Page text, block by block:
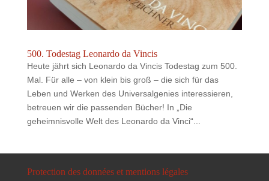
500. Todestag Leonardo da Vincis
Heute jährt sich Leonardo da Vincis Todestag zum 500.
Mal. Für alle – von klein bis groß – die sich für das
Leben und Werken des Universalgenies interessieren,
betreuen wir die passenden Bücher! In „Die
geheimnisvolle Welt des Leonardo da Vinci“...
Protection des données et mentions légales